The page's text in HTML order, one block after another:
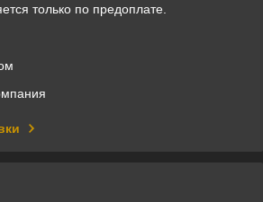
только по предоплате.